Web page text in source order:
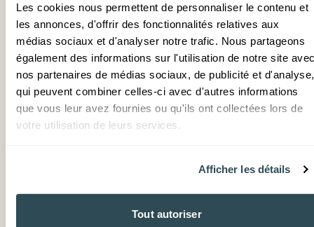
Les cookies nous permettent de personnaliser le contenu et
les annonces, d'offrir des fonctionnalités relatives aux
médias sociaux et d'analyser notre trafic. Nous partageons
également des informations sur l'utilisation de notre site
nos partenaires de médias sociaux, de publicité et d'analyse,
qui peuvent combiner celles-ci avec d'autres informations
que vous leur avez fournies ou qu'ils ont collectées lors de
votre utilisation de leurs services.
Afficher les détails
Tout autoriser
les vulnérabilités potentielles.
Élaboration d’une roadmap stratégique :
Définition des chantiers prioritaires et d’une
chronologie d’actions chiffrée pour amener
l’organisme vers la conformité NIS2.
Pilotage de la remédiation :Mise en place d’une
gouvernance efficace et d’une démarche
d’amélioration continue pour suivre l’avancement
des dirigeants et des équipes à leurs